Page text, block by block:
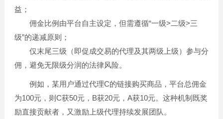
益；
佣金比例由平台自主设定，但需遵循“一级>二级>三
级”的递减原则；
仅末尾三级（即促成交易的代理及其两级上级）参与分
佣，避免无限级分润的法律风险。
例如，某用户通过代理C的链接购买商品，平台总佣金
为100元，则C获50元，B获20元，A获10元。这种机制既奖
励直接贡献者，又激励上级代理持续发展团队。